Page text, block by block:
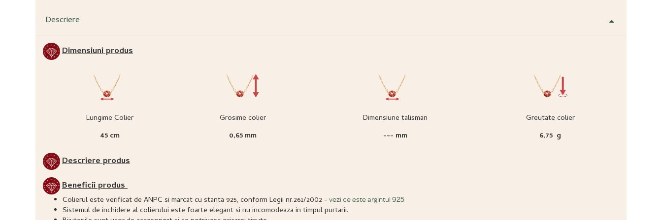
Descriere
Dimensiuni produs
Lungime Colier
45 cm
Grosime colier
0,65 mm
Dimensiune talisman
--- mm
Greutate colier
6,75 g
Descriere produs
Beneficii produs
Colierul este verificat de ANPC si marcat cu stanta 925, conform Legii nr.261/2002 - vezi ce este argintul 925
Sistemul de inchidere al colierului este foarte elegant si nu incomodeaza in timpul purtarii.